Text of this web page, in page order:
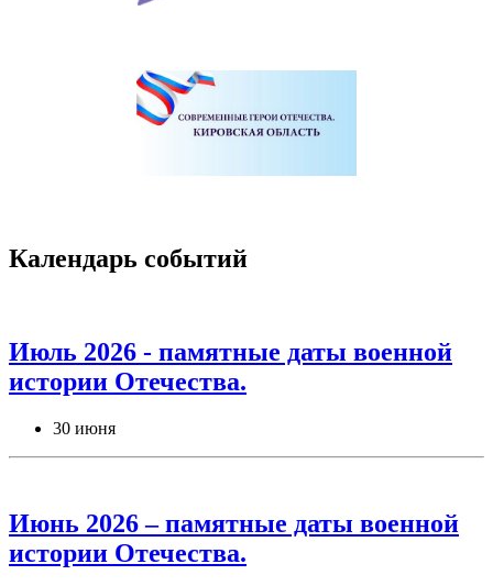
Календарь событий
Июль 2026 - памятные даты военной
истории Отечества.
30 июня
Июнь 2026 – памятные даты военной
истории Отечества.